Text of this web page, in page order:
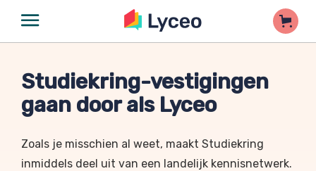
Studiekring-vestigingen
gaan door als Lyceo
Zoals je misschien al weet, maakt Studiekring
inmiddels deel uit van een landelijk kennisnetwerk.